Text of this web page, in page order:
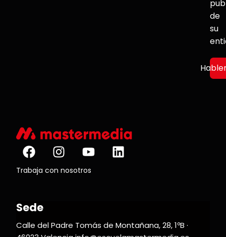
de
su
Trabaja con nosotros
Sede
Calle del Padre Tomás de Montañana, 28, 1ºB ·